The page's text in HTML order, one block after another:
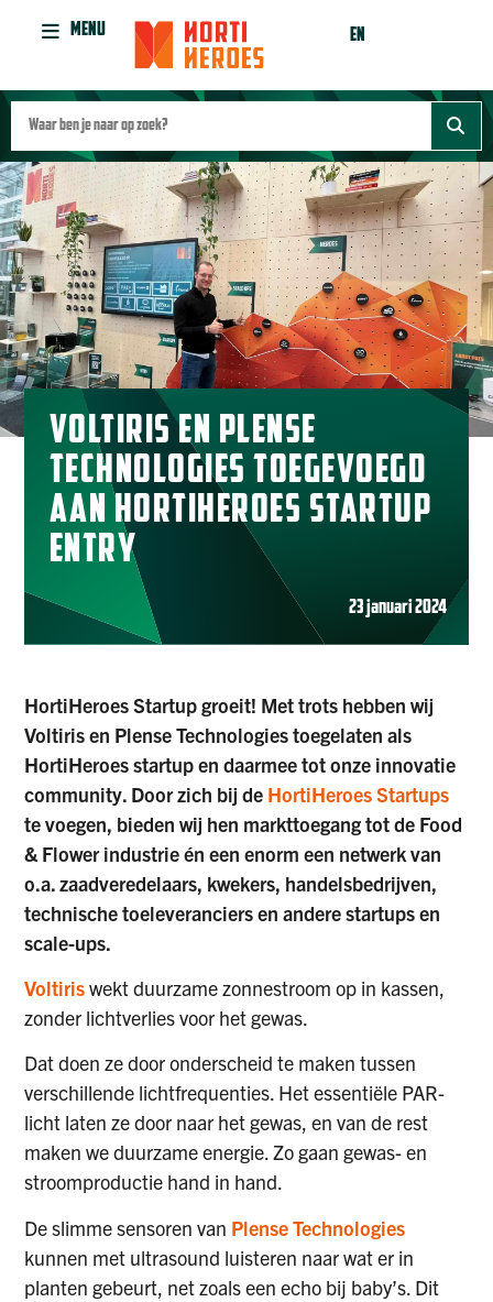
MENU EN
VOLTIRIS EN PLENSE
TECHNOLOGIES TOEGEVOEGD
AAN HORTIHEROES STARTUP
ENTRY
23 januari 2024
HortiHeroes Startup groeit! Met trots hebben wij
Voltiris en Plense Technologies toegelaten als
HortiHeroes startup en daarmee tot onze innovatie
community. Door zich bij de HortiHeroes Startups
te voegen, bieden wij hen markttoegang tot de Food
& Flower industrie én een enorm een netwerk van
o.a. zaadveredelaars, kwekers, handelsbedrijven,
technische toeleveranciers en andere startups en
scale-ups.
Voltiriswekt duurzame zonnestroom op in kassen,
zonder lichtverlies voor het gewas.
Dat doen ze door onderscheid te maken tussen
verschillende lichtfrequenties. Het essentiële PAR-
licht laten ze door naar het gewas, en van de rest
maken we duurzame energie. Zo gaan gewas- en
stroomproductie hand in hand.
De slimme sensoren van Plense Technologies
kunnen met ultrasound luisteren naar wat er in
planten gebeurt, net zoals een echo bij baby’s. Dit